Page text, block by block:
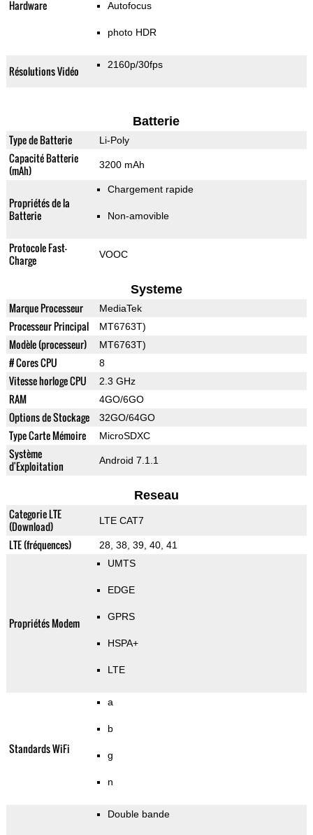
Hardware
Autofocus
photo HDR
Résolutions Vidéo 2160p/30fps
Batterie
Type de Batterie Li-Poly
Capacité Batterie
(mAh)
3200 mAh
Propriétés de la
Batterie
Chargement rapide
Non-amovible
Protocole Fast-
Charge
VOOC
Systeme
Marque Processeur MediaTek
Processeur Principal MT6763T)
Modèle (processeur) MT6763T)
# Cores CPU 8
Vitesse horloge CPU 2.3 GHz
RAM 4GO/6GO
Options de Stockage 32GO/64GO
Type Carte Mémoire MicroSDXC
Système
d'Exploitation
Android 7.1.1
Reseau
Categorie LTE
(Download)
LTE CAT7
LTE (fréquences) 28, 38, 39, 40, 41
Propriétés Modem
UMTS
EDGE
GPRS
HSPA+
LTE
Standards WiFi
a
b
g
n
Double bande